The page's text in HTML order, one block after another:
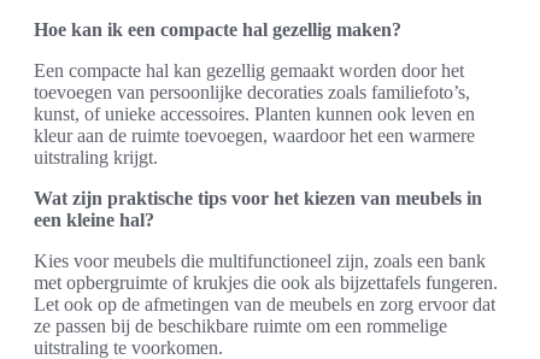
Hoe kan ik een compacte hal gezellig maken?
Een compacte hal kan gezellig gemaakt worden door het
toevoegen van persoonlijke decoraties zoals familiefoto’s,
kunst, of unieke accessoires. Planten kunnen ook leven en
kleur aan de ruimte toevoegen, waardoor het een warmere
uitstraling krijgt.
Wat zijn praktische tips voor het kiezen van meubels in
een kleine hal?
Kies voor meubels die multifunctioneel zijn, zoals een bank
met opbergruimte of krukjes die ook als bijzettafels fungeren.
Let ook op de afmetingen van de meubels en zorg ervoor dat
ze passen bij de beschikbare ruimte om een rommelige
uitstraling te voorkomen.